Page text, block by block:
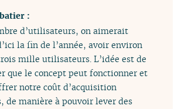
:
d’utilisateurs, on aimerait
la fin de l’année, avoir environ
mille utilisateurs. L’idée est de
que le concept peut fonctionner et
notre coût d’acquisition
de manière à pouvoir lever des